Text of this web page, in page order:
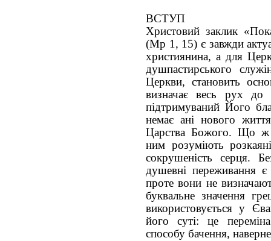
ВСТУП
Христовий заклик
(Мр 1, 15) є завжди
християнина, а для
душпастирського
Церкви, становить
визначає весь рух до
підтримуваний Його
немає ані нового
Царства Божого. Що ж
ним розуміють
сокрушеність серця.
душевні переживання є
проте вони не
буквальне значення
використовується у
його суті: це
способу бачення,